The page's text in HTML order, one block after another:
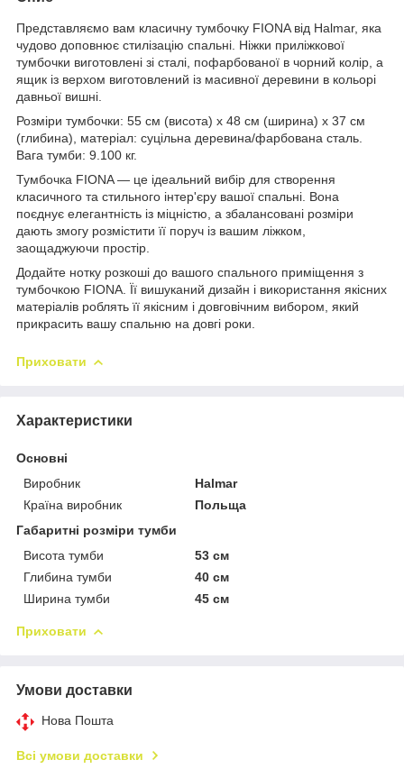
Представляємо вам класичну тумбочку FIONA від Halmar, яка
чудово доповнює стилізацію спальні. Ніжки приліжкової
тумбочки виготовлені зі сталі, пофарбованої в чорний колір, а
ящик із верхом виготовлений із масивної деревини в кольорі
давньої вишні.
Розміри тумбочки: 55 см (висота) х 48 см (ширина) х 37 см
(глибина), матеріал: суцільна деревина/фарбована сталь.
Вага тумби: 9.100 кг.
Тумбочка FIONA — це ідеальний вибір для створення
класичного та стильного інтер'єру вашої спальні. Вона
поєднує елегантність із міцністю, а збалансовані розміри
дають змогу розмістити її поруч із вашим ліжком,
заощаджуючи простір.
Додайте нотку розкоші до вашого спального приміщення з
тумбочкою FIONA. Її вишуканий дизайн і використання якісних
матеріалів роблять її якісним і довговічним вибором, який
прикрасить вашу спальню на довгі роки.
Приховати
Характеристики
Основні
Виробник
Halmar
Країна виробник
Польща
Габаритні розміри тумби
Висота тумби
53 см
Глибина тумби
40 см
Ширина тумби
45 см
Приховати
Умови доставки
Нова Пошта
Всі умови доставки